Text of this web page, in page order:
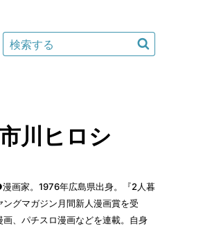
川ヒロシ
画家。1976年広島県出身。『2人暮
グマガジン月間新人漫画賞を受
、パチスロ漫画などを連載。自身